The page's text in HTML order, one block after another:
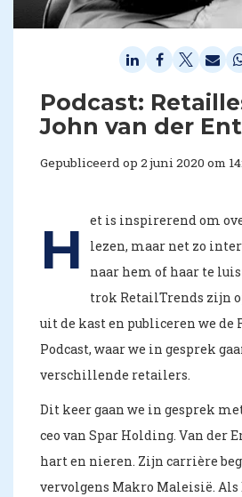
Podcast:
John van der
Gepubliceerd op 2 juni 2020 om
H
et is inspirerend om
lezen, maar net zo
naar hem of haar te
trok RetailTrends zijn
uit de kast en publiceren we de
Podcast, waar we in gesprek
verschillende retailers.
Dit keer gaan we in gesprek
ceo van Spar Holding. Van der
hart en nieren. Zijn carrière
vervolgens Makro Maleisië.